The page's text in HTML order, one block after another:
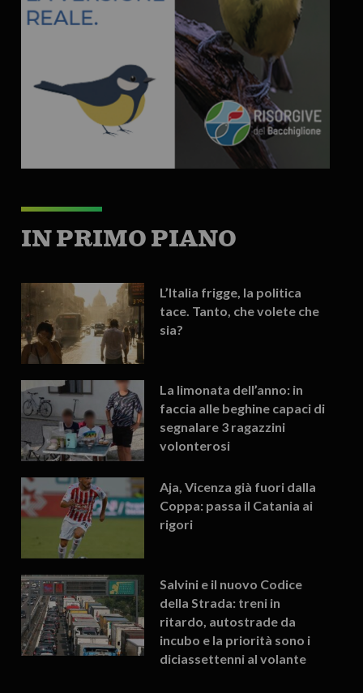
IN PRIMO PIANO
L’Italia frigge, la politica
tace. Tanto, che volete che
sia?
La limonata dell’anno: in
faccia alle beghine capaci di
segnalare 3 ragazzini
volonterosi
Aja, Vicenza già fuori dalla
Coppa: passa il Catania ai
rigori
Salvini e il nuovo Codice
della Strada: treni in
ritardo, autostrade da
incubo e la priorità sono i
diciassettenni al volante